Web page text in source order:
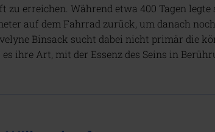
erreichen. Während etwa 400 Tagen legte
auf dem Fahrrad zurück, um danach noch
Binsack sucht dabei nicht primär die
ihre Art, mit der Essenz des Seins in